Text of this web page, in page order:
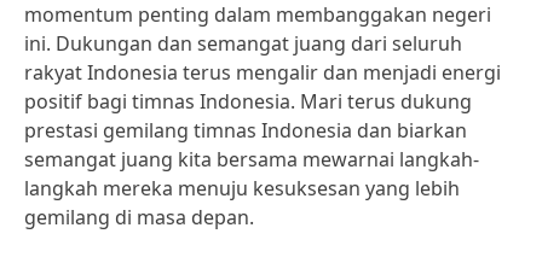
momentum penting dalam membanggakan negeri
ini. Dukungan dan semangat juang dari seluruh
rakyat Indonesia terus mengalir dan menjadi energi
positif bagi timnas Indonesia. Mari terus dukung
prestasi gemilang timnas Indonesia dan biarkan
semangat juang kita bersama mewarnai langkah-
langkah mereka menuju kesuksesan yang lebih
gemilang di masa depan.